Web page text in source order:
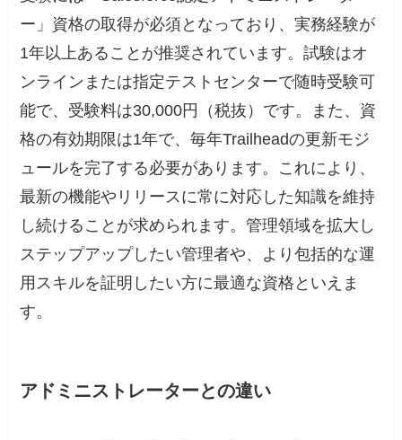
ー」資格の取得が必須となっており、実務経験が
1年以上あることが推奨されています。試験はオ
ンラインまたは指定テストセンターで随時受験可
能で、受験料は30,000円（税抜）です。また、資
格の有効期限は1年で、毎年Trailheadの更新モジ
ュールを完了する必要があります。これにより、
最新の機能やリリースに常に対応した知識を維持
し続けることが求められます。管理領域を拡大し
ステップアップしたい管理者や、より包括的な運
用スキルを証明したい方に最適な資格といえま
す。
アドミニストレーターとの違い